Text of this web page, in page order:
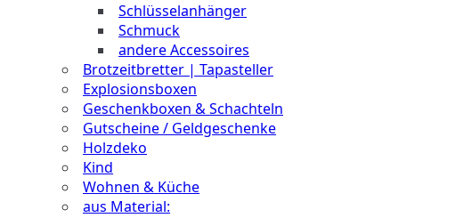
Schlüsselanhänger
Schmuck
andere Accessoires
Brotzeitbretter | Tapasteller
Explosionsboxen
Geschenkboxen & Schachteln
Gutscheine / Geldgeschenke
Holzdeko
Kind
Wohnen & Küche
aus Material: